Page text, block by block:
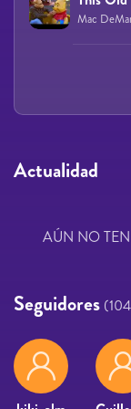
Mac
Actualidad
AÚN NO
Seguidores